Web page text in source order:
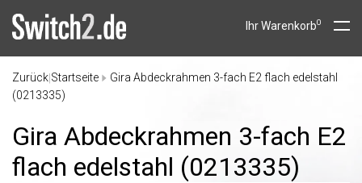
Ihr Warenkorb0
Zurück Startseite
Gira Abdeckrahmen 3-fach E2 flach edelstahl
(0213335)
Gira Abdeckrahmen 3-fach E2
flach edelstahl (0213335)